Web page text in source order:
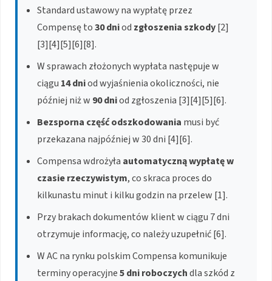
Standard ustawowy na wypłatę przez
Compensę to30 dniod zgłoszenia szkody[2]
[3][4][5][6][8].
W sprawach złożonych wypłata następuje w
ciągu 14 dniod wyjaśnienia okoliczności, nie
później niż w 90 dniod zgłoszenia [3][4][5][6].
Bezsporna część odszkodowania musi być
przekazana najpóźniej w 30 dni [4][6].
Compensa wdrożyła automatyczną wypłatę w
czasie rzeczywistym, co skraca proces do
kilkunastu minut i kilku godzin na przelew [1].
Przy brakach dokumentów klient w ciągu 7 dni
otrzymuje informację, co należy uzupełnić [6].
W AC na rynku polskim Compensa komunikuje
terminy operacyjne5 dni roboczychdla szkód z